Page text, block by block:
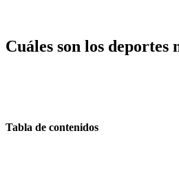
Cuáles son los
Tabla de contenidos